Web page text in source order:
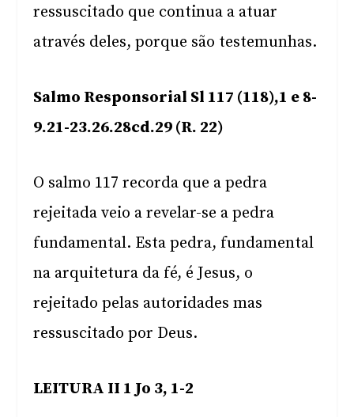
ressuscitado que continua a atuar
através deles, porque são testemunhas.
Salmo Responsorial Sl 117 (118),1 e 8-
9.21-23.26.28cd.29 (R. 22)
O salmo 117 recorda que a pedra
rejeitada veio a revelar-se a pedra
fundamental. Esta pedra, fundamental
na arquitetura da fé, é Jesus, o
rejeitado pelas autoridades mas
ressuscitado por Deus.
LEITURA II 1 Jo 3, 1-2